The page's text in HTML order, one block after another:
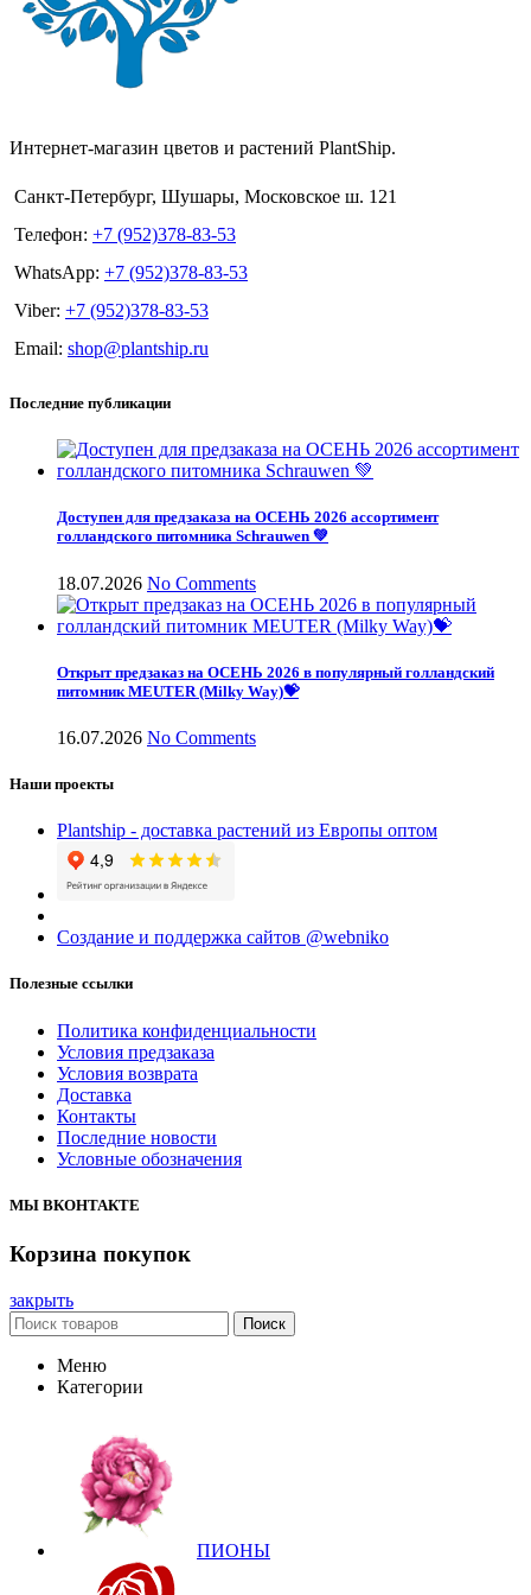
Интернет-магазин цветов и растений PlantShip.
Санкт-Петербург, Шушары, Московское ш. 121
Телефон: +7 (952)378-83-53
WhatsApp: +7 (952)378-83-53
Viber: +7 (952)378-83-53
Email: shop@plantship.ru
Последние публикации
Доступен для предзаказа на ОСЕНЬ 2026 ассортимент
голландского питомника Schrauwen 💚
18.07.2026 No Comments
Открыт предзаказ на ОСЕНЬ 2026 в популярный голландский
питомник MEUTER (Milky Way)💝
16.07.2026 No Comments
Наши проекты
Plantship - доставка растений из Европы оптом
Создание и поддержка сайтов @webniko
Полезные ссылки
Политика конфиденциальности
Условия предзаказа
Условия возврата
Доставка
Контакты
Последние новости
Условные обозначения
МЫ ВКОНТАКТЕ
Корзина покупок
закрыть
Поиск
Меню
Категории
ПИОНЫ